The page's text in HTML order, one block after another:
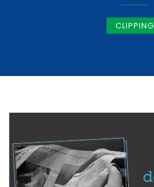
CLIPPING